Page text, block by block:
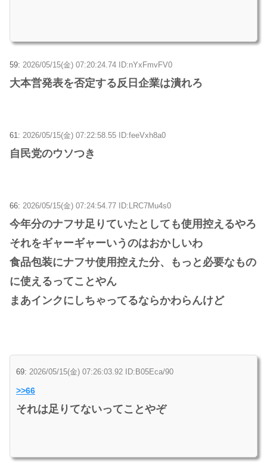
59: 2026/05/15(金) 07:20:24.74 ID:nYxFmvFV0
大本営発表を否定する反日企業は潰れろ
61: 2026/05/15(金) 07:22:58.55 ID:feeVxh8a0
自民党のウソつき
66: 2026/05/15(金) 07:24:54.77 ID:LRC7Mu4s0
今年分のナフサ足りていたとしても使用控えるやろ
それをギャーギャーいうのはおかしいわ
食品包装にナフサ使用控えた分、もっと必要なもの
に使えるってことやん
まあインクにしちゃってるならかわらんけど
69: 2026/05/15(金) 07:26:03.92 ID:B05Eca/90
>>66
それは足りてないってことやぞ